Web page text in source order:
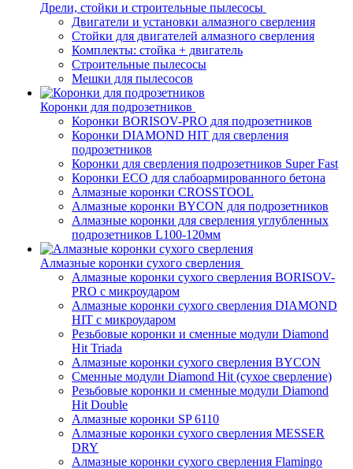
Дрели, стойки и строительные пылесосы
Двигатели и установки алмазного сверления
Стойки для двигателей алмазного сверления
Комплекты: стойка + двигатель
Строительные пылесосы
Мешки для пылесосов
Коронки для подрозетников
Коронки BORISOV-PRO для подрозетников
Коронки DIAMOND HIT для сверления
подрозетников
Коронки для сверления подрозетников Super Fast
Коронки ECO для слабоармированного бетона
Алмазные коронки CROSSTOOL
Алмазные коронки BYCON для подрозетников
Алмазные коронки для сверления углубленных
подрозетников L100-120мм
Алмазные коронки сухого сверления
Алмазные коронки сухого сверления BORISOV-
PRO с микроударом
Алмазные коронки сухого сверления DIAMOND
HIT с микроударом
Резьбовые коронки и сменные модули Diamond
Hit Triada
Алмазные коронки сухого сверления BYCON
Сменные модули Diamond Hit (сухое сверление)
Резьбовые коронки и сменные модули Diamond
Hit Double
Алмазные коронки SP 6110
Алмазные коронки сухого сверления MESSER
DRY
Алмазные коронки сухого сверления Flamingo